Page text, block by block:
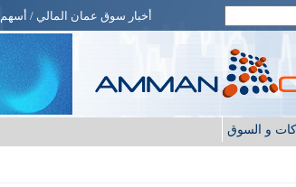
أخبار سوق عمان المالي / أسهم
و السوق